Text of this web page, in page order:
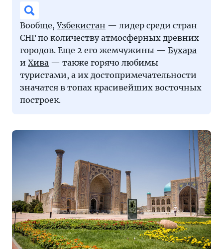
Вообще, Узбекистан — лидер среди стран
СНГ по количеству атмосферных древних
городов. Еще 2 его жемчужины — Бухара
и Хива — также горячо любимы
туристами, а их достопримечательности
значатся в топах красивейших восточных
построек.